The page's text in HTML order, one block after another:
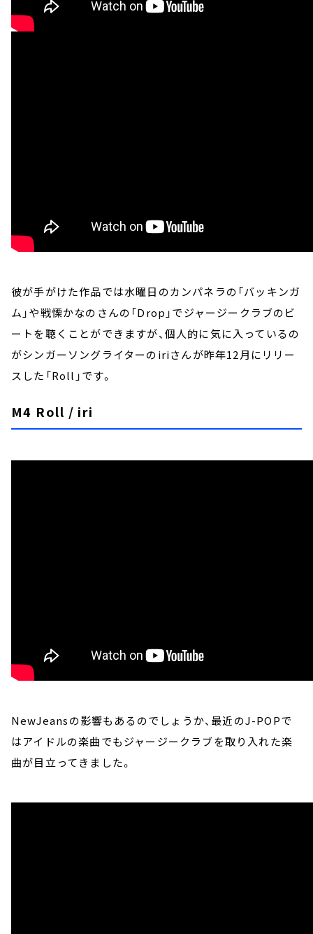
彼が手がけた作品では水曜日のカンパネラの「バッキンガ
ム」や戦慄かなのさんの「Drop」でジャージークラブのビ
ートを聴くことができますが、個人的に気に入っているの
がシンガーソングライターのiriさんが昨年12月にリリー
スした「Roll」です。
M4 Roll / iri
NewJeansの影響もあるのでしょうか、最近のJ-POPで
はアイドルの楽曲でもジャージークラブを取り入れた楽
曲が目立ってきました。